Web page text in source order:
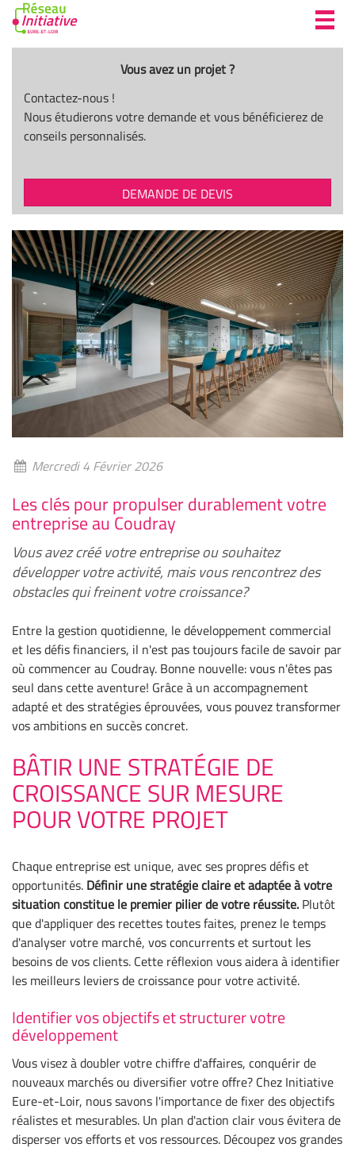
Vous avez un projet ?
Contactez-nous !
Nous étudierons votre demande et vous bénéficierez de
conseils personnalisés.
DEMANDE DE DEVIS
Mercredi 4 Février 2026
Les clés pour propulser durablement votre
entreprise au Coudray
Vous avez créé votre entreprise ou souhaitez
développer votre activité, mais vous rencontrez des
obstacles qui freinent votre croissance?
Entre la gestion quotidienne, le développement commercial
et les défis financiers, il n'est pas toujours facile de savoir par
où commencer au Coudray. Bonne nouvelle: vous n'êtes pas
seul dans cette aventure! Grâce à un accompagnement
adapté et des stratégies éprouvées, vous pouvez transformer
vos ambitions en succès concret.
BÂTIR UNE STRATÉGIE DE
CROISSANCE SUR MESURE
POUR VOTRE PROJET
Chaque entreprise est unique, avec ses propres défis et
opportunités. Définir une stratégie claire et adaptée à votre
situation constitue le premier pilier de votre réussite. Plutôt
que d'appliquer des recettes toutes faites, prenez le temps
d'analyser votre marché, vos concurrents et surtout les
besoins de vos clients. Cette réflexion vous aidera à identifier
les meilleurs leviers de croissance pour votre activité.
Identifier vos objectifs et structurer votre
développement
Vous visez à doubler votre chiffre d'affaires, conquérir de
nouveaux marchés ou diversifier votre offre? Chez Initiative
Eure-et-Loir, nous savons l'importance de fixer des objectifs
réalistes et mesurables. Un plan d'action clair vous évitera de
disperser vos efforts et vos ressources. Découpez vos grandes